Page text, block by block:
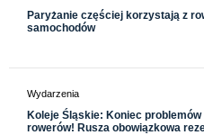
Paryżanie częściej korzystają z
samochodów
Wydarzenia
Koleje Śląskie: Koniec problemów
rowerów! Rusza obowiązkowa